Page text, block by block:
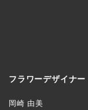
フラワーデザイナー
岡崎 由美